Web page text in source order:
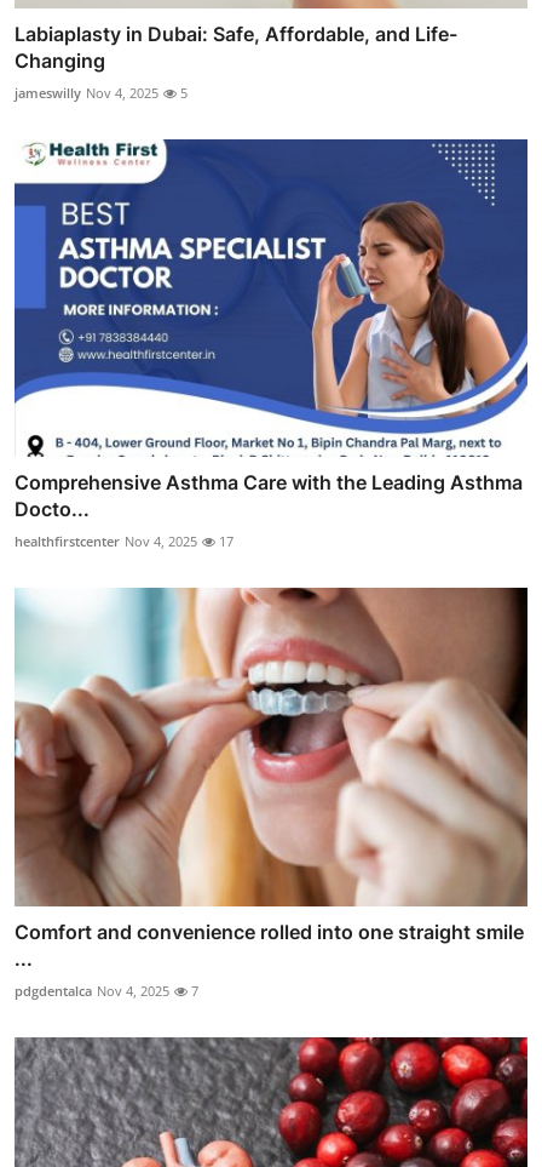
Labiaplasty in Dubai: Safe, Affordable, and Life-
Changing
jameswilly Nov 4, 2025 5
Comprehensive Asthma Care with the Leading Asthma
Docto...
healthfirstcenter Nov 4, 2025 17
Comfort and convenience rolled into one straight smile
...
pdgdentalca Nov 4, 2025 7